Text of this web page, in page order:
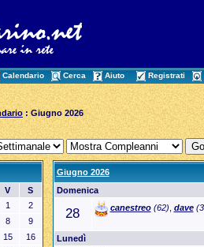
Calendario Cerca Aiuto Registrati
: Giugno 2026
V S
1 2
8 9
15 16
Giugno 2026
Domenica
28 canestreo(62), dave
Lunedì